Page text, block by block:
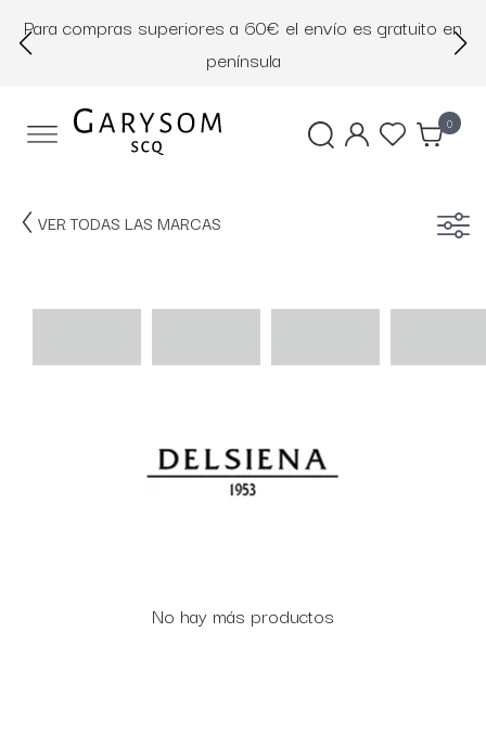
Para compras superiores a 60€ el envío es gratuito en
península
0
VER TODAS LAS MARCAS
No hay más productos